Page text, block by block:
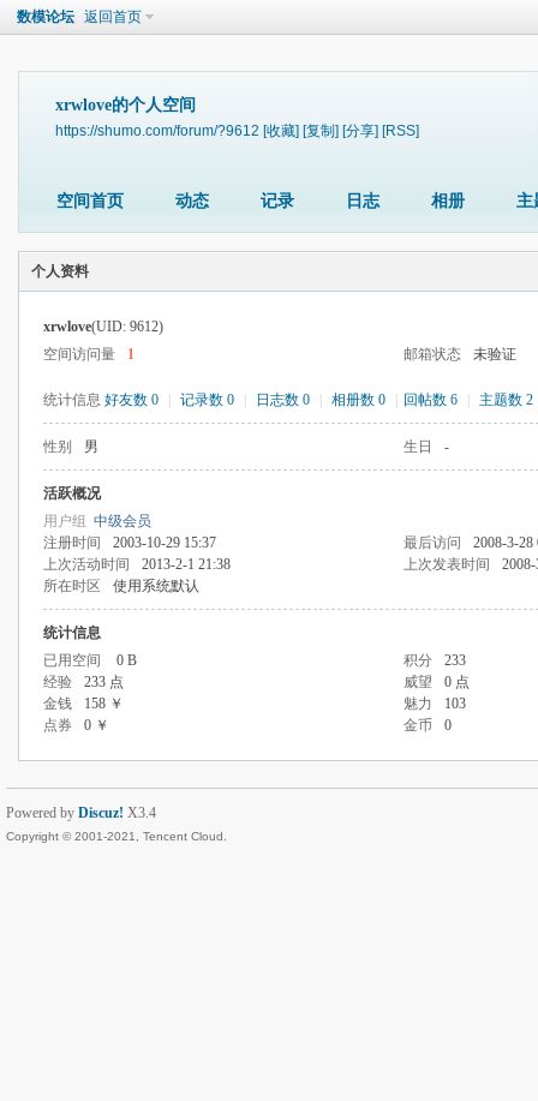
数模论坛 返回首页
xrwlove的个人空间
https://shumo.com/forum/?9612 [收藏] [复制] [分享] [RSS]
空间首页 动态 记录 日志 相册 主
个人资料
xrwlove(UID: 9612)
空间访问量
1 邮箱状态 未验证
统计信息 好友数 0 记录数 0 日志数 0 相册数 0 回帖数 6 主题数 2
性别 男 生日 -
活跃概况
用户组 中级会员
注册时间
2003-10-29 15:37 最后访问
2008-3-28
上次活动时间
2013-2-1 21:38 上次发表时间
所在时区
使用系统默认
统计信息
已用空间
0 B 积分
233
经验
233 点 威望
0 点
金钱
158 ￥ 魅力
103
点券
0 ￥ 金币 0
Powered by Discuz! X3.4
Copyright © 2001-2021, Tencent Cloud.